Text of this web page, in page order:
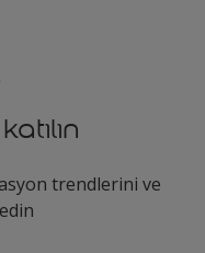
trendlerini ve